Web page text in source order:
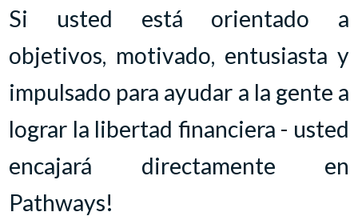
Si usted está orientado a
objetivos, motivado, entusiasta y
impulsado para ayudar a la gente a
lograr la libertad financiera - usted
encajará directamente en
Pathways!